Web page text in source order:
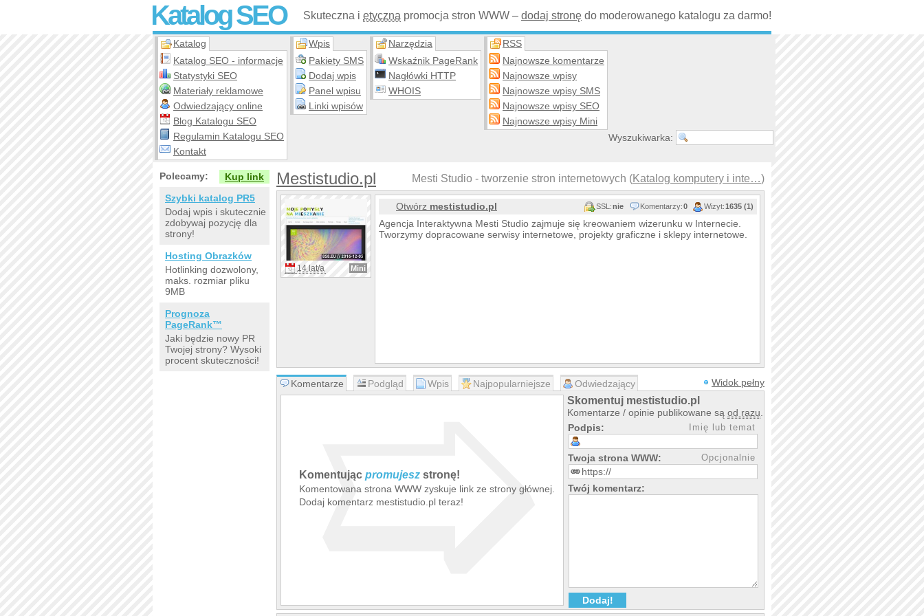
Katalog SEO Skuteczna i etyczna promocja stron WWW – dodaj stronę do moderowanego katalogu za darmo!
Katalog
Katalog SEO - informacje
Statystyki SEO
Materiały reklamowe
Odwiedzający online
Blog Katalogu SEO
Regulamin Katalogu SEO
Kontakt
Wpis
Pakiety SMS
Dodaj wpis
Panel wpisu
Linki wpisów
Narzędzia
Wskaźnik PageRank
Nagłówki HTTP
WHOIS
RSS
Najnowsze komentarze
Najnowsze wpisy
Najnowsze wpisy SMS
Najnowsze wpisy SEO
Najnowsze wpisy Mini
Wyszukiwarka:
Mestistudio.pl Mesti Studio - tworzenie stron internetowych (Katalog komputery i inte…)
14 lat/a Mini
Otwórz mestistudio.pl SSL:nie Komentarzy:0 Wizyt:1635 (1)
Agencja Interaktywna Mesti Studio zajmuje się kreowaniem wizerunku w Internecie.
Tworzymy dopracowane serwisy internetowe, projekty graficzne i sklepy internetowe.
Komentarze Podgląd Wpis Najpopularniejsze Odwiedzający Widok pełny
Komentując promujesz stronę!
Komentowana strona WWW zyskuje link ze strony głównej.
Dodaj komentarz mestistudio.pl teraz!
➯ Skomentuj mestistudio.pl
Komentarze / opinie publikowane są od razu
Podpis:
Imię lub temat
Twoja strona WWW: Opcjonalnie
Twój komentarz:
Polecamy:
Kup link
Szybki katalog PR5
Dodaj wpis i skutecznie
zdobywaj pozycję dla
strony!
Hosting Obrazków
Hotlinking dozwolony,
maks. rozmiar pliku
9MB
Prognoza
PageRank™
Jaki będzie nowy PR
Twojej strony? Wysoki
procent skuteczności!